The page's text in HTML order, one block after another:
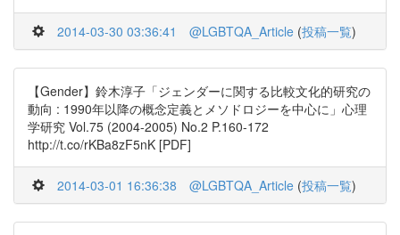
2014-03-30 03:36:41 @LGBTQA_Article (投稿一覧)
【Gender】鈴木淳子「ジェンダーに関する比較文化的研究の
動向 : 1990年以降の概念定義とメソドロジーを中心に」心理
学研究 Vol.75 (2004-2005) No.2 P.160-172
http://t.co/rKBa8zF5nK [PDF]
2014-03-01 16:36:38 @LGBTQA_Article (投稿一覧)